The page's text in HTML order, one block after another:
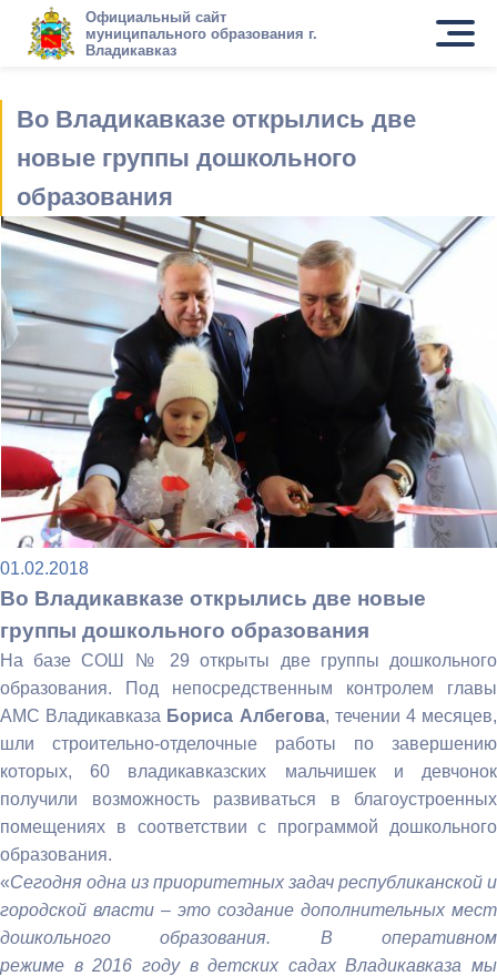
Официальный сайт
муниципального образования г.
Владикавказ
Во Владикавказе открылись две
новые группы дошкольного
образования
01.02.2018
Во Владикавказе открылись две новые
группы дошкольного образования
На базе СОШ № 29 открыты две группы дошкольного
образования. Под непосредственным контролем главы
АМС Владикавказа Бориса Албегова, течении 4 месяцев,
шли строительно-отделочные работы по завершению
которых, 60 владикавказских мальчишек и девчонок
получили возможность развиваться в благоустроенных
помещениях в соответствии с программой дошкольного
образования.
«Сегодня одна из приоритетных задач республиканской и
городской власти – это создание дополнительных мест
дошкольного образования. В оперативном
режиме в 2016 году в детских садах Владикавказа мы